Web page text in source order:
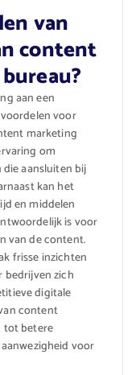
van
content
aan een
voor
marketing
om
aansluiten bij
kan het
en middelen
is voor
van de content.
frisse inzichten
bedrijven zich
digitale
content
tot betere
voor